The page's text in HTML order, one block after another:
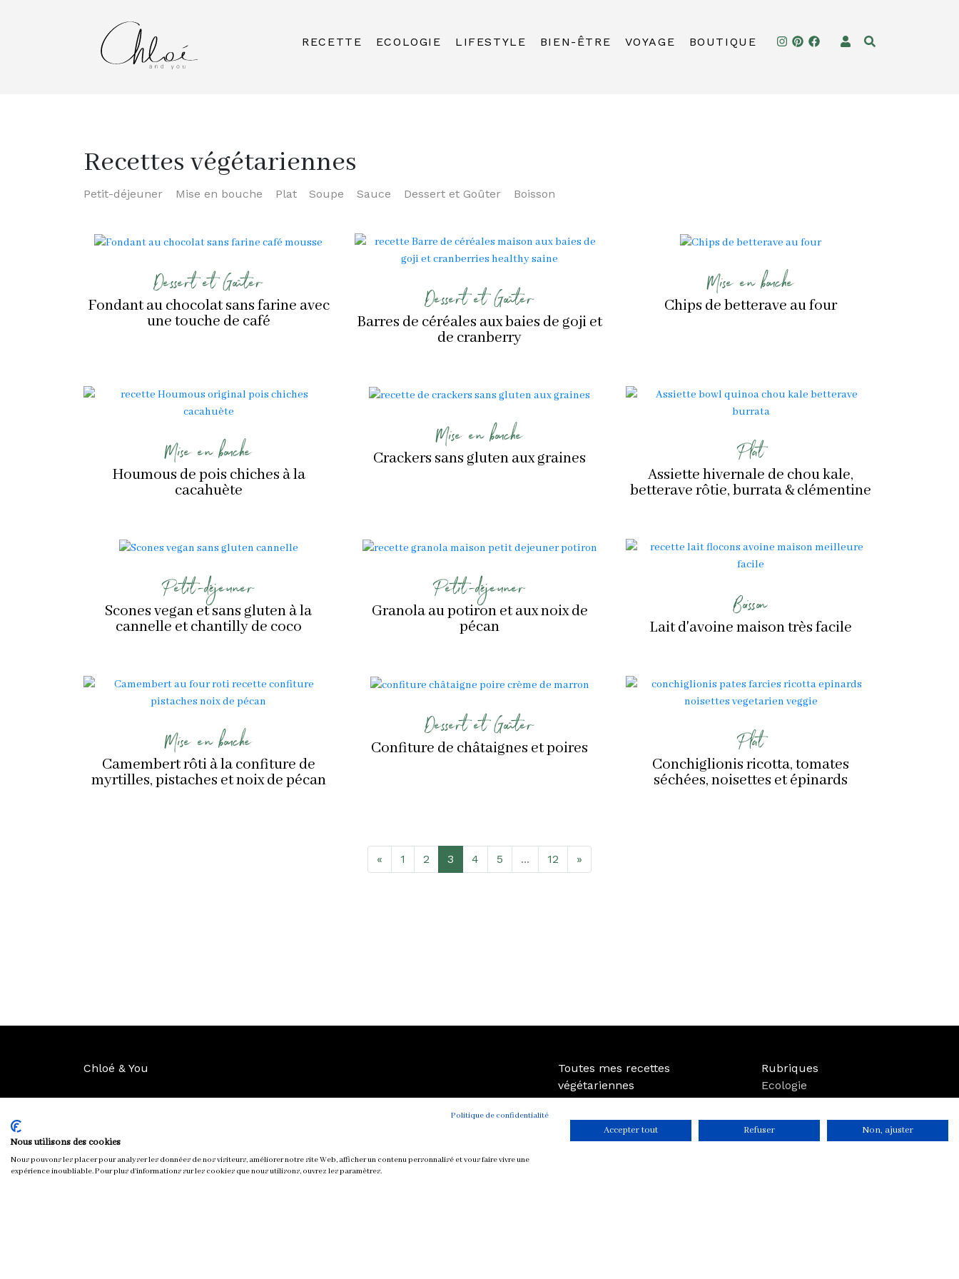
RECETTE ECOLOGIE LIFESTYLE BIEN-ÊTRE VOYAGE BOUTIQUE
Recettes végétariennes
Petit-déjeuner Mise en bouche Plat Soupe Sauce Dessert et Goûter Boisson
Dessert et Goûter
Fondant au chocolat sans farine avec
une touche de café
Dessert et Goûter
Barres de céréales aux baies de goji et
de cranberry
Mise en bouche
Chips de betterave au four
Mise en bouche
Houmous de pois chiches à la
cacahuète
Mise en bouche
Crackers sans gluten aux graines Plat
Assiette hivernale de chou kale,
betterave rôtie, burrata & clémentine
Petit-déjeuner
Scones vegan et sans gluten à la
cannelle et chantilly de coco
Petit-déjeuner
Granola au potiron et aux noix de
pécan
Boisson
Lait d'avoine maison très facile
Mise en bouche
Camembert rôti à la confiture de
myrtilles, pistaches et noix de pécan
Dessert et Goûter
Confiture de châtaignes et poires Plat
Conchiglionis ricotta, tomates
séchées, noisettes et épinards
« 1 2 3 4 5 ... 12 »
Chloé & You
Toutes mes recettes
végétariennes
Mise en bouche
Rubriques
Ecologie
Lifestyle
Bien-être
Voyage
Politique de confidentialité
Nous utilisons des cookies
Nous pouvons les placer pour analyser les données de nos visiteurs, améliorer notre site Web, afficher un contenu personnalisé et vous faire vivre une
expérience inoubliable. Pour plus d'informations sur les cookies que nous utilisons, ouvrez les paramètres.
Accepter tout Refuser Non, ajuster